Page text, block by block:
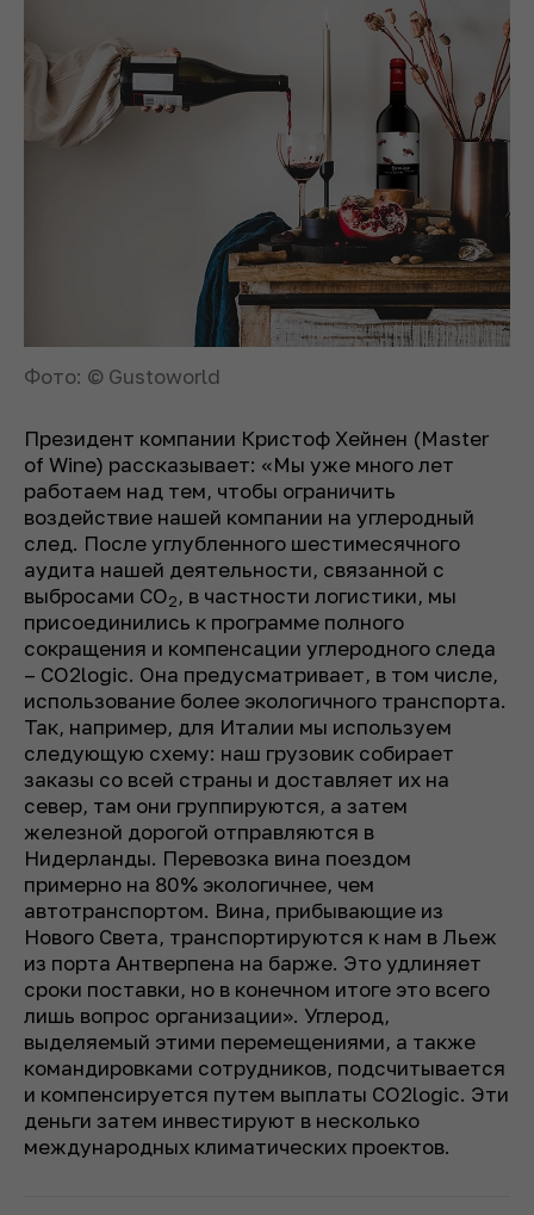
Фото: © Gustoworld
Президент компании Кристоф Хейнен (Master
of Wine) рассказывает: «Мы уже много лет
работаем над тем, чтобы ограничить
воздействие нашей компании на углеродный
след. После углубленного шестимесячного
аудита нашей деятельности, связанной с
выбросами CO2 , в частности логистики, мы
присоединились к программе полного
сокращения и компенсации углеродного следа
– CO2logic. Она предусматривает, в том числе,
использование более экологичного транспорта.
Так, например, для Италии мы используем
следующую схему: наш грузовик собирает
заказы со всей страны и доставляет их на
север, там они группируются, а затем
железной дорогой отправляются в
Нидерланды. Перевозка вина поездом
примерно на 80% экологичнее, чем
автотранспортом. Вина, прибывающие из
Нового Света, транспортируются к нам в Льеж
из порта Антверпена на барже. Это удлиняет
сроки поставки, но в конечном итоге это всего
лишь вопрос организации». Углерод,
выделяемый этими перемещениями, а также
командировками сотрудников, подсчитывается
и компенсируется путем выплаты CO2logic. Эти
деньги затем инвестируют в несколько
международных климатических проектов.